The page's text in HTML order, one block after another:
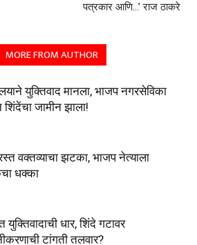
पत्रकार आणि…’ राज ठाकरे
MORE FROM AUTHOR
युक्तिवाद मानला, भाजप नगरसेविका
जामीन झाला!
वक्तव्याचा झटका, भाजप नेत्याला
धक्का
युक्तिवादाची धार, शिंदे गटावर
टांगती तलवार?